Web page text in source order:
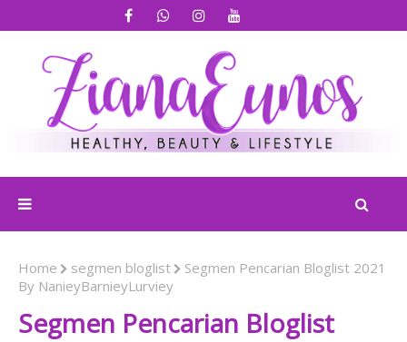
Home segmen bloglist
Segmen Pencarian Bloglist 2021
By NanieyBarnieyLurviey
Segmen Pencarian Bloglist